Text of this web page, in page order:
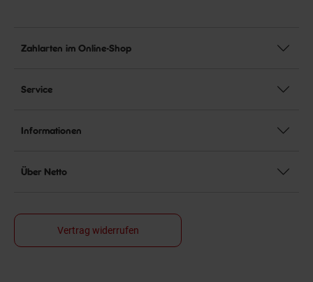
Zahlarten im Online-Shop
Service
Informationen
Über Netto
Vertrag widerrufen